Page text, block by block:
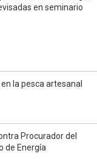
en seminario
la pesca artesanal
Procurador del
de Energía